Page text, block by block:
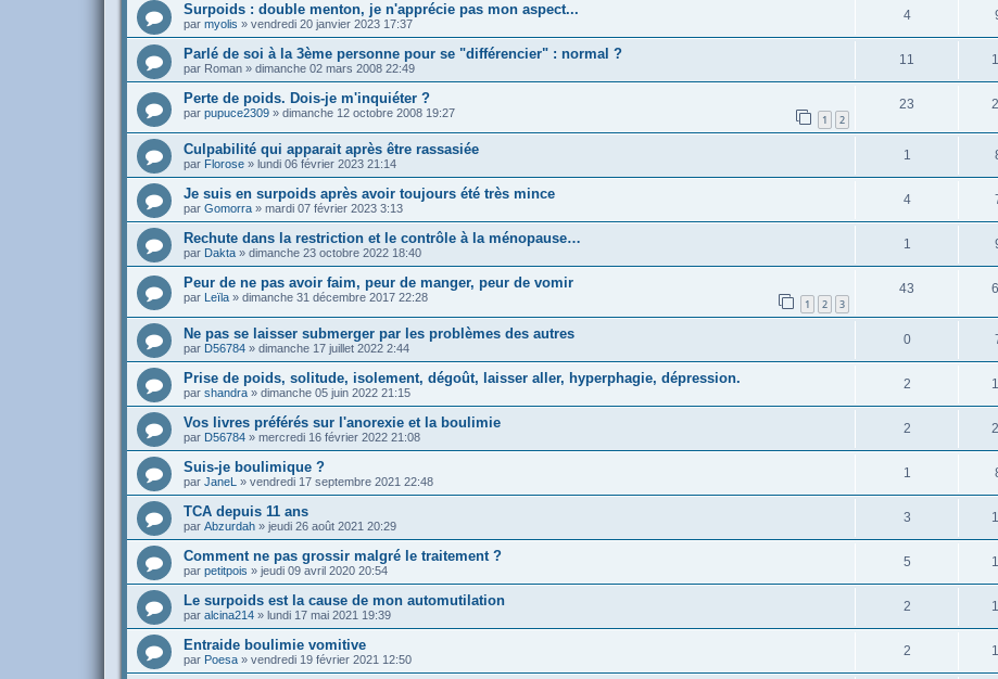
Surpoids : double menton, je n'apprécie pas mon aspect...
par myolis » vendredi 20 janvier 2023 17:37
4
Parlé de soi à la 3ème personne pour se "différencier" : normal ?
par Roman » dimanche 02 mars 2008 22:49
11
Perte de poids. Dois-je m'inquiéter ?
par pupuce2309 » dimanche 12 octobre 2008 19:27 1 2
23
Culpabilité qui apparait après être rassasiée
par Florose » lundi 06 février 2023 21:14
1
Je suis en surpoids après avoir toujours été très mince
par Gomorra » mardi 07 février 2023 3:13
4
Rechute dans la restriction et le contrôle à la ménopause…
par Dakta » dimanche 23 octobre 2022 18:40
1
Peur de ne pas avoir faim, peur de manger, peur de vomir
par Leïla » dimanche 31 décembre 2017 22:28 1 2 3
43
Ne pas se laisser submerger par les problèmes des autres
par D56784 » dimanche 17 juillet 2022 2:44
0
Prise de poids, solitude, isolement, dégoût, laisser aller, hyperphagie, dépression.
par shandra » dimanche 05 juin 2022 21:15
2
Vos livres préférés sur l'anorexie et la boulimie
par D56784 » mercredi 16 février 2022 21:08
2
Suis-je boulimique ?
par JaneL » vendredi 17 septembre 2021 22:48
1
TCA depuis 11 ans
par Abzurdah » jeudi 26 août 2021 20:29
3
Comment ne pas grossir malgré le traitement ?
par petitpois » jeudi 09 avril 2020 20:54
5
Le surpoids est la cause de mon automutilation
par alcina214 » lundi 17 mai 2021 19:39
2
Entraide boulimie vomitive
par Poesa » vendredi 19 février 2021 12:50
2